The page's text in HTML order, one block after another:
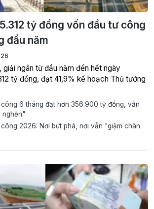
tỷ đồng vốn đầu tư công
đầu năm
giải ngân từ đầu năm đến hết ngày
tỷ đồng, đạt 41,9% kế hoạch Thủ tướng
6 tháng đạt hơn 356.900 tỷ đồng, vẫn
nghẽn"
2026: Nơi bứt phá, nơi vẫn "giậm chân